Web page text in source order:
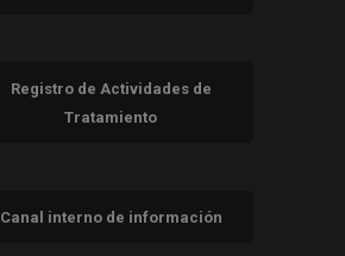
Registro de Actividades de
Tratamiento
Canal interno de información